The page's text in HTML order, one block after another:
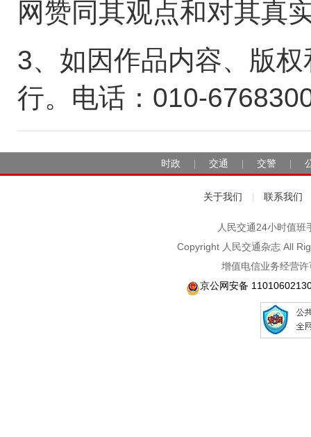
网赞同其观点和对其真
3、如因作品内容、版
行。电话：010-
时政 交通 交警
关于我们 联系我们
人民交通24小时值
Copyright 人民交通杂志 All
增值电信业务经营
京公网安备